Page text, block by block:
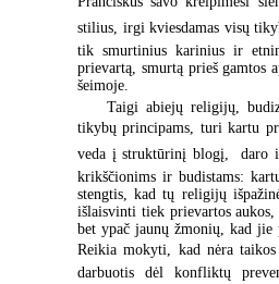
stilius, irgi kviesdamas visų
tik smurtinius karinius ir
prievartą, smurtą prieš gamtos
šeimoje.
Taigi abiejų religijų,
tikybų principams, turi kartu
veda į struktūrinį blogį, 
krikščionims ir budistams:
stengtis, kad tų religijų
išlaisvinti tiek prievartos
bet ypač jaunų žmonių, kad jie
Reikia mokyti, kad nėra
darbuotis dėl konfliktų